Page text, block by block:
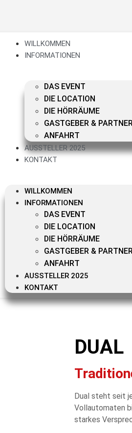
WILLKOMMEN
INFORMATIONEN
DAS EVENT
DIE LOCATION
DIE HÖRRÄUME
GASTGEBER &
ANFAHRT
AUSSTELLER 2025
KONTAKT
WILLKOMMEN
INFORMATIONEN
DAS EVENT
DIE LOCATION
DIE HÖRRÄUME
GASTGEBER &
ANFAHRT
AUSSTELLER 2025
KONTAKT
DUAL
Dual steht seit
Vollautomaten
starkes